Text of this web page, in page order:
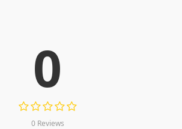
0
0 Reviews